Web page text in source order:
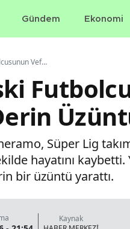
Gündem Ekonomi
Beşiktaş'ın Eski Futbolcusunun Vefatı, Spor Camiasında Derin Üzüntü Yarattı
Süper Lig
hayatını
bir üzüntü yarattı.
Kaynak